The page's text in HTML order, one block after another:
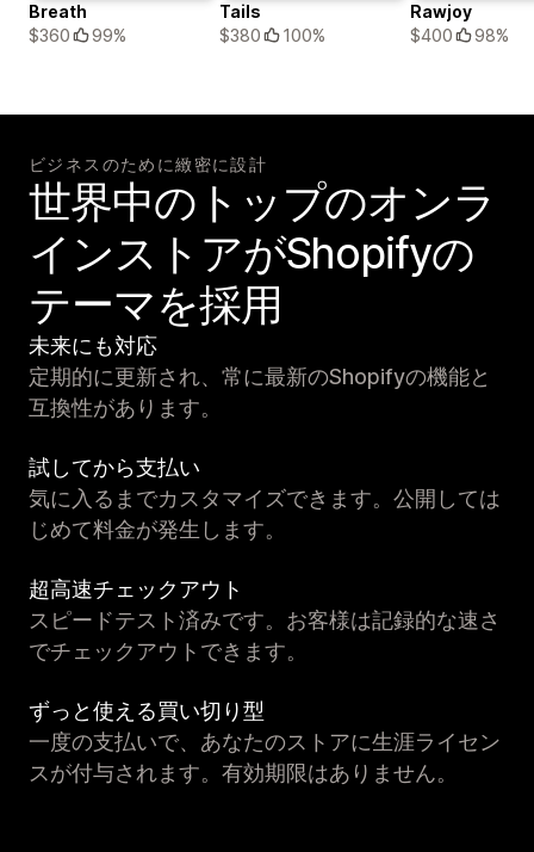
Breath
$360
99%
Tails
$380
100%
Rawjoy
$400
98%
ビジネスのために緻密に設計
世界中のトップのオンラ
インストアがShopifyの
テーマを採用
未来にも対応
定期的に更新され、常に最新のShopifyの機能と
互換性があります。
試してから支払い
気に入るまでカスタマイズできます。公開しては
じめて料金が発生します。
超高速チェックアウト
スピードテスト済みです。お客様は記録的な速さ
でチェックアウトできます。
ずっと使える買い切り型
一度の支払いで、あなたのストアに生涯ライセン
スが付与されます。有効期限はありません。